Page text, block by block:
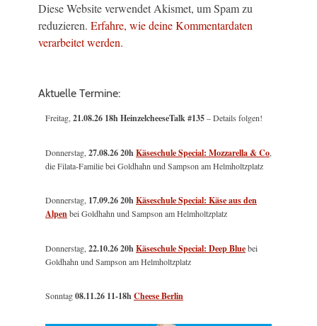
Diese Website verwendet Akismet, um Spam zu
reduzieren. Erfahre, wie deine Kommentardaten
verarbeitet werden.
Aktuelle Termine:
Freitag,21.08.26 18h HeinzelcheeseTalk #135– Details folgen!
Donnerstag,27.08.26 20hKäseschule Special: Mozzarella & Co,
die Filata-Familie bei Goldhahn und Sampson am Helmholtzplatz
Donnerstag, 17.09.26 20hKäseschule Special: Käse aus den
Alpenbei Goldhahn und Sampson am Helmholtzplatz
Donnerstag,22.10.26 20hKäseschule Special: Deep Bluebei
Goldhahn und Sampson am Helmholtzplatz
Sonntag08.11.26 11-18hCheese Berlin